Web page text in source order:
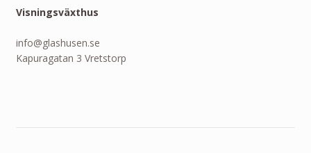
Visningsväxthus
info@glashusen.se
Kapuragatan 3 Vretstorp